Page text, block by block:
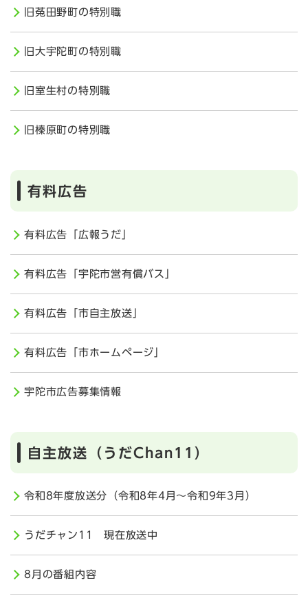
旧菟田野町の特別職
旧大宇陀町の特別職
旧室生村の特別職
旧榛原町の特別職
有料広告
有料広告「広報うだ」
有料広告「宇陀市営有償バス」
有料広告「市自主放送」
有料広告「市ホームページ」
宇陀市広告募集情報
自主放送（うだChan11）
令和8年度放送分（令和8年4月～令和9年3月）
うだチャン11 現在放送中
8月の番組内容